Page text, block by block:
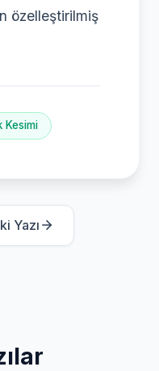
özelleştirilmiş
Kesimi
Yazı